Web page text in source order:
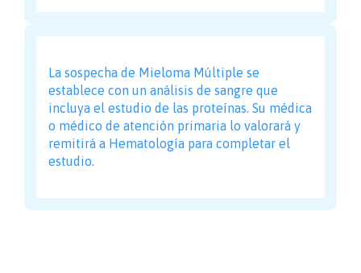
La sospecha de Mieloma Múltiple se
establece con un análisis de sangre que
incluya el estudio de las proteínas. Su médica
o médico de atención primaria lo valorará y
remitirá a Hematología para completar el
estudio.